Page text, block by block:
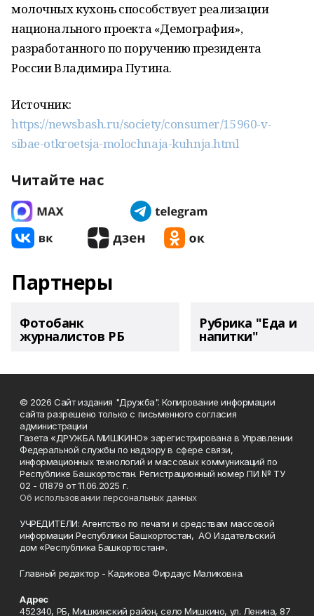
молочных кухонь способствует реализации
национального проекта «Демография»,
разработанного по поручению президента
России Владимира Путина.
Источник:
https://newsbash.ru/society/consumer/15960-v-
sibae-otkroetsja-molochnaja-kuhnja.html
Читайте нас
Партнеры
Фотобанк
журналистов РБ
Рубрика "Еда и
напитки"
© 2026 Сайт издания "Дружба". Копирование информации
сайта разрешено только с письменного согласия
администрации
Газета «ДРУЖБА МИШКИНО» зарегистрирована в Управлении
Федеральной службы по надзору в сфере связи,
информационных технологий и массовых коммуникаций по
Республике Башкортостан. Регистрационный номер ПИ № ТУ
02 - 01879 от 11.06.2025 г.
Об использовании персональных данных
УЧРЕДИТЕЛИ: Агентство по печати и средствам массовой
информации Республики Башкортостан, АО Издательский
дом «Республика Башкортостан».
Главный редактор - Кадикова Фирдаус Маликовна.
Адрес
452340, РБ, Мишкинский район, село Мишкино, ул. Ленина, 87